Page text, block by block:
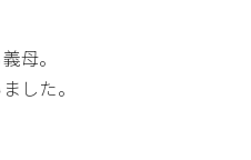
母。
した。